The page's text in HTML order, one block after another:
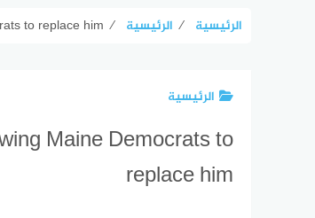
الرئيسية ⁄ الرئيسية ⁄
to replace him
الرئيسية
Maine Democrats to
replace him